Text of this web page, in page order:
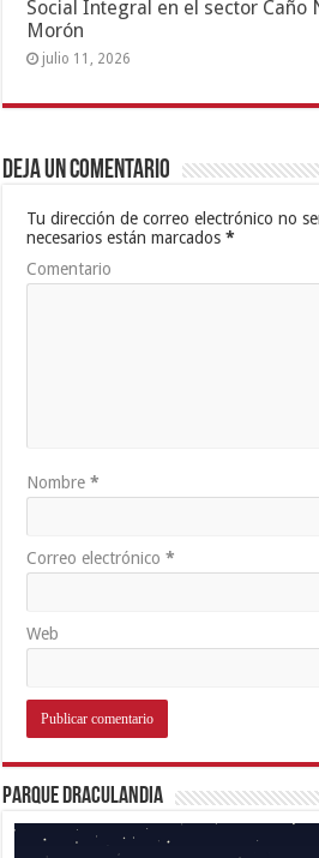
Social Integral en el sector Caño
Morón
julio 11, 2026
Deja un comentario
Tu dirección de correo electrónico no
necesarios están marcados*
Comentario
Nombre*
Correo electrónico*
Web
Parque Draculandia